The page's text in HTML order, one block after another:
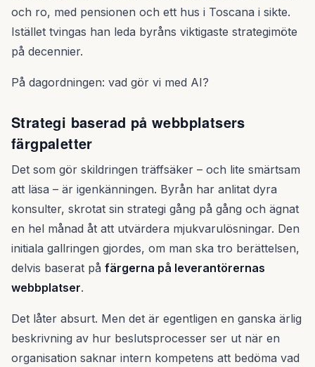
och ro, med pensionen och ett hus i Toscana i sikte.
Istället tvingas han leda byråns viktigaste strategimöte
på decennier.
På dagordningen: vad gör vi med AI?
Strategi baserad på webbplatsers
färgpaletter
Det som gör skildringen träffsäker – och lite smärtsam
att läsa – är igenkänningen. Byrån har anlitat dyra
konsulter, skrotat sin strategi gång på gång och ägnat
en hel månad åt att utvärdera mjukvarulösningar. Den
initiala gallringen gjordes, om man ska tro berättelsen,
delvis baserat på färgerna på leverantörernas
webbplatser.
Det låter absurt. Men det är egentligen en ganska ärlig
beskrivning av hur beslutsprocesser ser ut när en
organisation saknar intern kompetens att bedöma vad